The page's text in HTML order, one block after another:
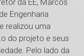
da EE, Marcos
Engenharia
realizou uma
do projeto e seus
Pelo lado da